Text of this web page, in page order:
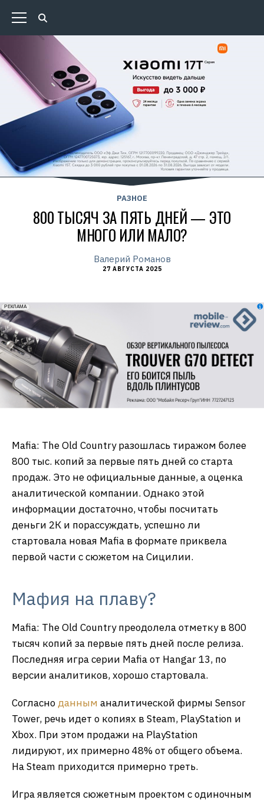
РАЗНОЕ
800 ТЫСЯЧ ЗА ПЯТЬ ДНЕЙ — ЭТО
МНОГО ИЛИ МАЛО?
Валерий Романов
27 АВГУСТА 2025
erid: 2VfnxxmNzs5
РЕКЛАМА
Mafia: The Old Country разошлась тиражом более
800 тыс. копий за первые пять дней со старта
продаж. Это не официальные данные, а оценка
аналитической компании. Однако этой
информации достаточно, чтобы посчитать
деньги 2К и порассуждать, успешно ли
стартовала новая Mafia в формате приквела
первой части с сюжетом на Сицилии.
Мафия на плаву?
Mafia: The Old Country преодолела отметку в 800
тысяч копий за первые пять дней после релиза.
Последняя игра серии Mafia от Hangar 13, по
версии аналитиков, хорошо стартовала.
Согласноданным аналитической фирмы Sensor
Tower, речь идет о копиях в Steam, PlayStation и
Xbox. При этом продажи на PlayStation
лидируют, их примерно 48% от общего объема.
На Steam приходится примерно треть.
Игра является сюжетным проектом с одиночным